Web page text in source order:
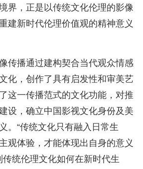
界，正是以传统文化伦理的影像
建新时代伦理价值观的精神意义
传播通过建构契合当代观众情感
化，创作了具有启发性和审美艺
这一传播范式的文化功能，对推
设，确立中国影视文化身份及美
。“传统文化只有融入日常生
观体验，才能体现出自身的意义
传统伦理文化如何在新时代生